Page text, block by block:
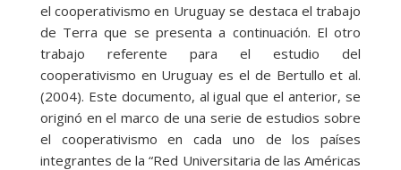
el cooperativismo en Uruguay se destaca el trabajo
de Terra que se presenta a continuación. El otro
trabajo referente para el estudio del
cooperativismo en Uruguay es el de Bertullo et al.
(2004). Este documento, al igual que el anterior, se
originó en el marco de una serie de estudios sobre
el cooperativismo en cada uno de los países
integrantes de la “Red Universitaria de las Américas